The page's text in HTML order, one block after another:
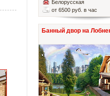
Белорусская
от 6500 руб. в час
Банный двор на